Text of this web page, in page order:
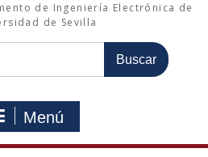
de Ingeniería Electrónica de
de Sevilla
Menú